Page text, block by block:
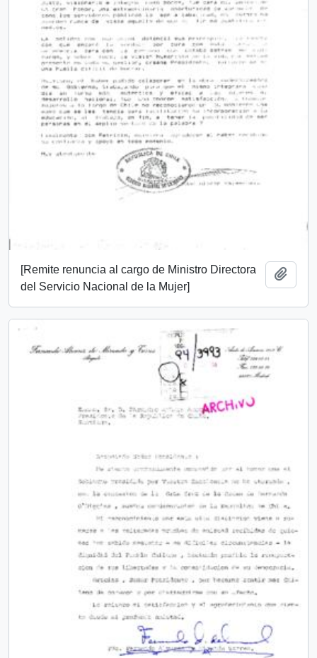
[Remite renuncia al cargo de Ministro Directora
del Servicio Nacional de la Mujer]